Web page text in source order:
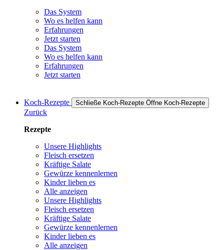
Das System
Wo es helfen kann
Erfahrungen
Jetzt starten
Das System
Wo es helfen kann
Erfahrungen
Jetzt starten
Koch-Rezepte Schließe Koch-Rezepte Öffne Koch-Rezepte
Zurück
Rezepte
Unsere Highlights
Fleisch ersetzen
Kräftige Salate
Gewürze kennenlernen
Kinder lieben es
Alle anzeigen
Unsere Highlights
Fleisch ersetzen
Kräftige Salate
Gewürze kennenlernen
Kinder lieben es
Alle anzeigen